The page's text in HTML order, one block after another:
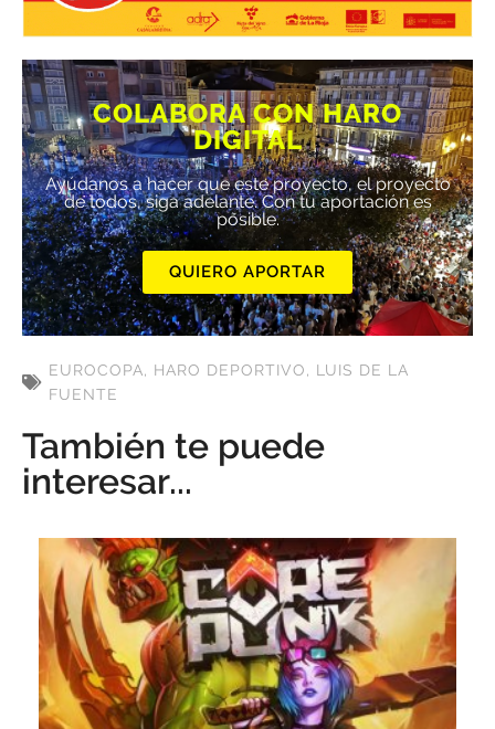
COLABORA CON HARO
DIGITAL
Ayúdanos a hacer que este proyecto, el proyecto
de todos, siga adelante. Con tu aportación es
posible.
QUIERO APORTAR
EUROCOPA, HARO DEPORTIVO, LUIS DE LA
FUENTE
También te puede
interesar...